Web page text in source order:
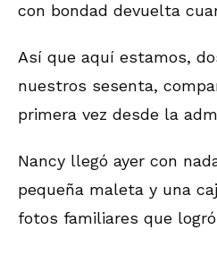
con bondad devuelta
Así que aquí estamos,
nuestros sesenta,
primera vez desde la
Nancy llegó ayer con
pequeña maleta y una
fotos familiares que